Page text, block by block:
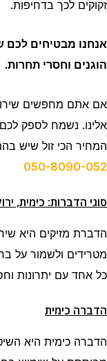
זקוקים לכך בדחיפות.
אנחנו מבטיחים לכם
הוגנים וחסרי תחרות.
אם אתם מחפשים
אלינו. נשמח לספק
המחיר הכי זול שיש
050-8090-052
סוגי הדברות: כימית,
הדברת מזיקים היא
מטרידים ולשמור על
כל אחד עם יתרונות
הדברה כימית
הדברה כימית היא